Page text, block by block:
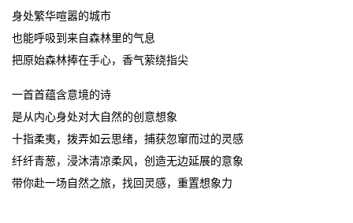
身处繁华喧嚣的城市
也能呼吸到来自森林里的气息
把原始森林捧在手心，香气萦绕指尖
一首首蕴含意境的诗
是从内心身处对大自然的创意想象
十指柔夷，拨弄如云思绪，捕获忽窜而过的灵感
纤纤青葱，浸沐清凉柔风，创造无边延展的意象
带你赴一场自然之旅，找回灵感，重置想象力